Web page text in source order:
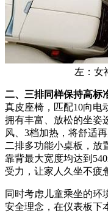
左：女
二、三排同样保持高标
真皮座椅，匹配10向电
拥有丰富、放松的坐姿
风、3档加热，将舒适
二排多功能小桌板，放
靠背最大宽度均达到
受力，让家人久坐不疲
同时考虑儿童乘坐的环
安全理念，在仪表板下